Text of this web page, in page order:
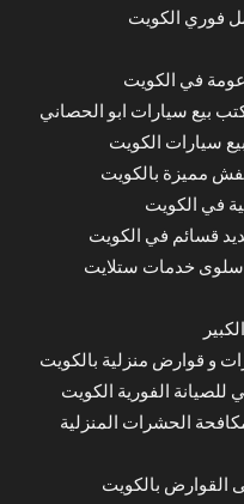
فوري الكويت
في الكويت
بيع سيارات ابو الحصاني
سيارات الكويت
مميزة بالكويت
في الكويت
قسائم في الكويت
خدمات ستلايت
و قوارض منزلية بالكويت
الفورية الكويت
الحشرات المنزلية
بالكويت